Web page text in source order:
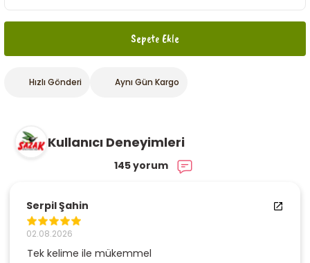
Sepete Ekle
Hızlı Gönderi Aynı Gün Kargo
Kullanıcı Deneyimleri
145 yorum
Serpil Şahin
02.08.2026
Tek kelime ile mükemmel